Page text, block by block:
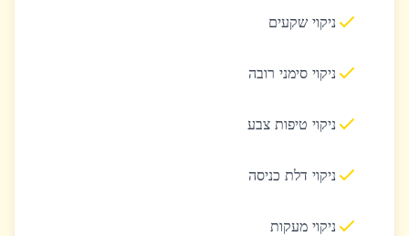
ניקוי שקעים
ניקוי סימני רובה
ניקוי טיפות צבע
ניקוי דלת כניסה
ניקוי מעקות